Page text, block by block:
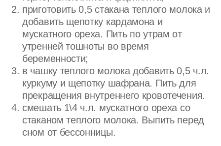
приготовить 0,5 стакана теплого молока и
добавить щепотку кардамона и
мускатного ореха. Пить по утрам от
утренней тошноты во время
беременности;
в чашку теплого молока добавить 0,5 ч.л.
куркуму и щепотку шафрана. Пить для
прекращения внутреннего кровотечения.
смешать 1\4 ч.л. мускатного ореха со
стаканом теплого молока. Выпить перед
сном от бессонницы.